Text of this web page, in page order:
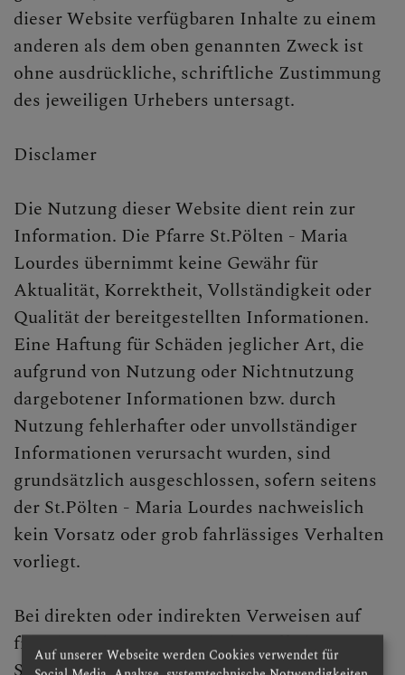
dieser Website verfügbaren Inhalte zu einem
anderen als dem oben genannten Zweck ist
ohne ausdrückliche, schriftliche Zustimmung
des jeweiligen Urhebers untersagt.
Disclamer
Die Nutzung dieser Website dient rein zur
Information. Die Pfarre St.Pölten - Maria
Lourdes übernimmt keine Gewähr für
Aktualität, Korrektheit, Vollständigkeit oder
Qualität der bereitgestellten Informationen.
Eine Haftung für Schäden jeglicher Art, die
aufgrund von Nutzung oder Nichtnutzung
dargebotener Informationen bzw. durch
Nutzung fehlerhafter oder unvollständiger
Informationen verursacht wurden, sind
grundsätzlich ausgeschlossen, sofern seitens
der St.Pölten - Maria Lourdes nachweislich
kein Vorsatz oder grob fahrlässiges Verhalten
vorliegt.
Bei direkten oder indirekten Verweisen auf
fremde Websites (Hyperlinks) trifft die
Auf unserer Webseite werden Cookies verwendet für